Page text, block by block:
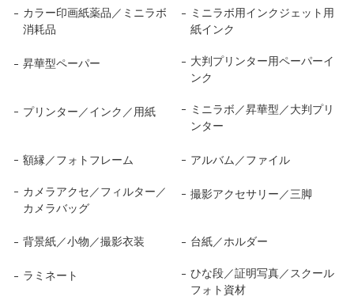
カラー印画紙薬品／ミニラボ
消耗品
ミニラボ用インクジェット用
紙インク
昇華型ペーパー
大判プリンター用ペーパーイ
ンク
プリンター／インク／用紙
ミニラボ／昇華型／大判プリ
ンター
額縁／フォトフレーム アルバム／ファイル
カメラアクセ／フィルター／
カメラバッグ
撮影アクセサリー／三脚
背景紙／小物／撮影衣装 台紙／ホルダー
ラミネート
ひな段／証明写真／スクール
フォト資材